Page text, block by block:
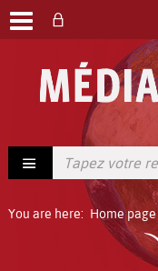
You are here: Home page